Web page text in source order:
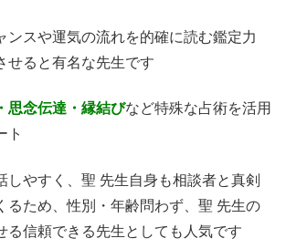
ンスや運気の流れを的確に読む鑑定力
せると有名な先生です
思念伝達・縁結びなど特殊な占術を活用
ト
しやすく、聖 先生自身も相談者と真剣
るため、性別・年齢問わず、聖 先生の
る信頼できる先生としても人気です